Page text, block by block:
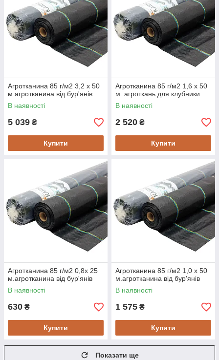
Агротканина 85 г/м2 3,2 х 50
м.агротканина від бур'янів
В наявності
5 039 ₴
Купити
Агротканина 85 г/м2 1,6 х 50
м. агроткань для клубники
В наявності
2 520 ₴
Купити
Агротканина 85 г/м2 0,8х 25
м.агротканина від бур'янів
В наявності
630 ₴
Купити
Агротканина 85 г/м2 1,0 х 50
м.агротканина від бур'янів
В наявності
1 575 ₴
Купити
Показати ще